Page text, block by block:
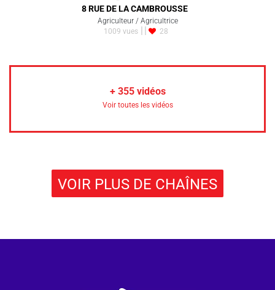
8 RUE DE LA CAMBROUSSE
Agriculteur / Agricultrice
1009 vues
28
+ 355vidéos
Voir toutes les vidéos
VOIR PLUS DE CHAÎNES